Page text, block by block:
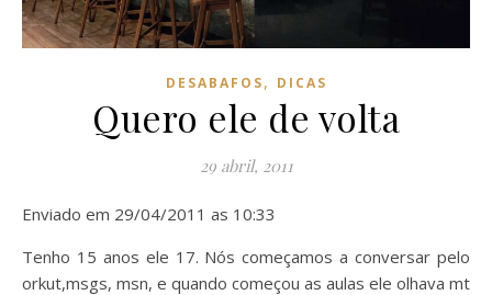
DESABAFOS, DICAS
Quero ele de volta
29 abril, 2011
Enviado em 29/04/2011 as 10:33
Tenho 15 anos ele 17. Nós começamos a conversar pelo
orkut,msgs, msn, e quando começou as aulas ele olhava mt